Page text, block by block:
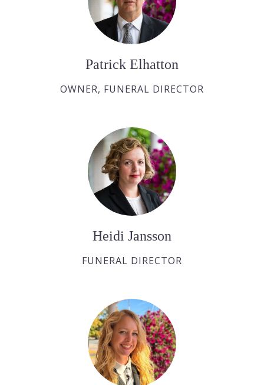
Patrick Elhatton
OWNER, FUNERAL DIRECTOR
Heidi Jansson
FUNERAL DIRECTOR